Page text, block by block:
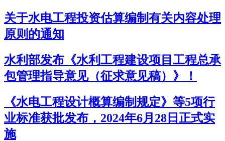
关于水电工程投资估算编制有关内容处理
原则的通知
水利部发布《水利工程建设项目工程总承
包管理指导意见（征求意见稿）》！
《水电工程设计概算编制规定》等5项行
业标准获批发布，2024年6月28日正式实
施